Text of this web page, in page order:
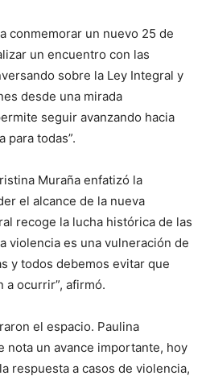
conmemorar un nuevo 25 de
un encuentro con las
sobre la Ley Integral y
desde una mirada
seguir avanzando hacia
para todas”.
Muraña enfatizó la
el alcance de la nueva
recoge la lucha histórica de las
violencia es una vulneración de
y todos debemos evitar que
a ocurrir”, afirmó.
el espacio. Paulina
nota un avance importante, hoy
respuesta a casos de violencia,